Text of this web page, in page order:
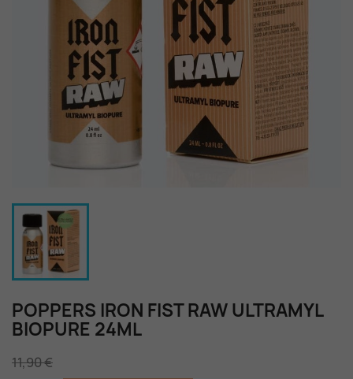
POPPERS IRON FIST RAW ULTRAMYL
BIOPURE 24ML
11,90 €